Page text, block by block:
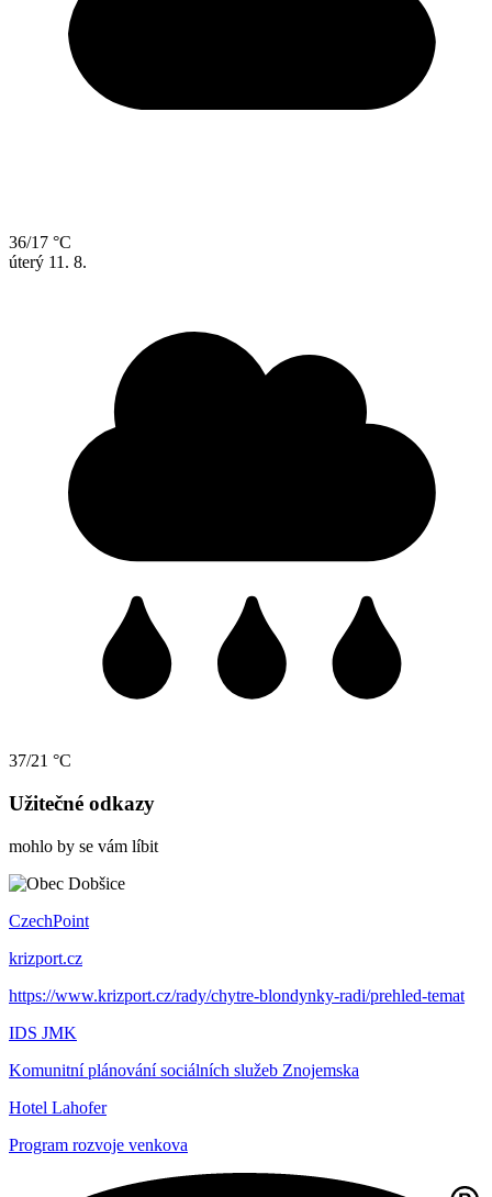
36/17 °C
úterý 11. 8.
37/21 °C
Užitečné odkazy
mohlo by se vám líbit
CzechPoint
krizport.cz
https://www.krizport.cz/rady/chytre-blondynky-radi/prehled-temat
IDS JMK
Komunitní plánování sociálních služeb Znojemska
Hotel Lahofer
Program rozvoje venkova